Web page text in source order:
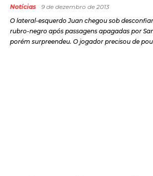
Notícias
9 de dezembro de 2013
O lateral-esquerdo Juan chegou sob
rubro-negro após passagens apagadas por
porém surpreendeu. O jogador precisou de